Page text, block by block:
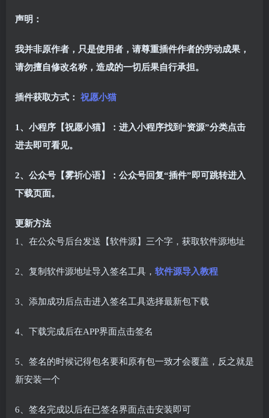
声明：
我并非原作者，只是使用者，请尊重插件作者的劳动成果，
请勿擅自修改名称，造成的一切后果自行承担。
插件获取方式： 祝愿小猫
1、小程序【祝愿小猫】：进入小程序找到“资源”分类点击
进去即可看见。
2、公众号【雾祈心语】：公众号回复“插件”即可跳转进入
下载页面。
更新方法
1、在公众号后台发送【软件源】三个字，获取软件源地址
2、复制软件源地址导入签名工具， 软件源导入教程
3、添加成功后点击进入签名工具选择最新包下载
4、下载完成后在APP界面点击签名
5、签名的时候记得包名要和原有包一致才会覆盖，反之就是
新安装一个
6、签名完成以后在已签名界面点击安装即可